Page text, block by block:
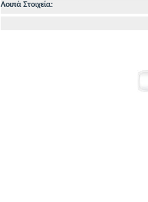
Λοιπά Στοιχεία: